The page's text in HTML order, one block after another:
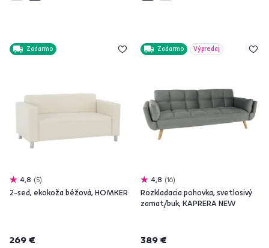
Zadarmo
4,8 5
2-sed, ekokoža béžová, HOMKER
269 €
Zadarmo Výpredaj
4,8 16
Rozkladacia pohovka, svetlosivý
zamat/buk, KAPRERA NEW
389 €